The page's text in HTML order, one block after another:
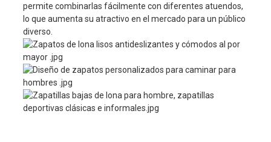
permite combinarlas fácilmente con diferentes atuendos,
lo que aumenta su atractivo en el mercado para un público
diverso.